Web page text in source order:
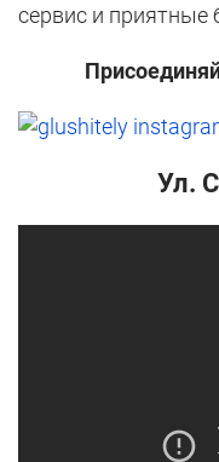
сервис и приятные
Ул.